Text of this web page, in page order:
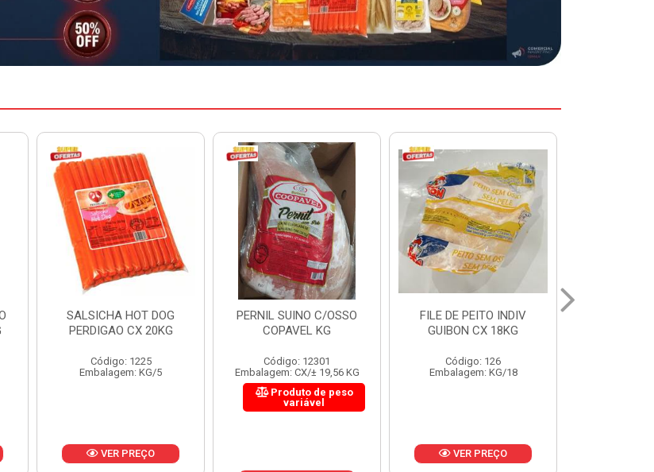
PERNIL SUINO C/OSSO
COPAVEL KG
Código: 12301
Embalagem: CX/± 19,56 KG
FILE DE PEITO INDIV
GUIBON CX 18KG
Código: 126
Embalagem: KG/18
HAMBURGUER BOVINO
PERDIGAO CX 2,016KG
Código: 1263
Embalagem: CX/1
VER PREÇO